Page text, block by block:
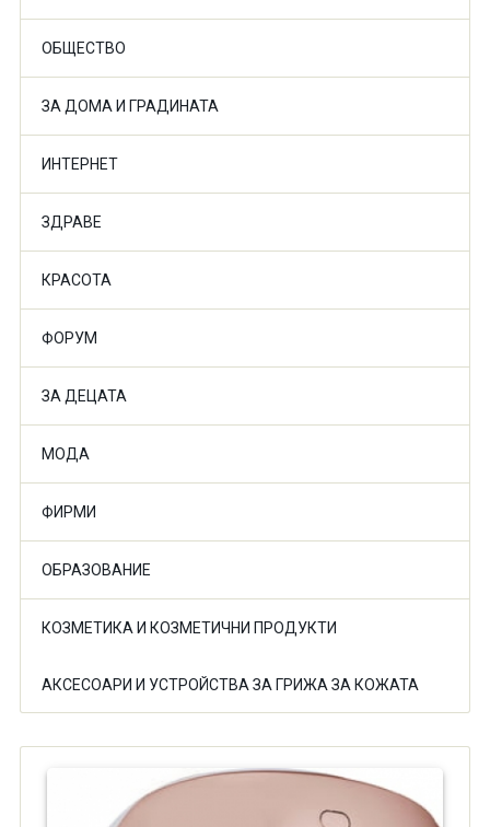
ОБЩЕСТВО
ЗА ДОМА И ГРАДИНАТА
ИНТЕРНЕТ
ЗДРАВЕ
КРАСОТА
ФОРУМ
ЗА ДЕЦАТА
МОДА
ФИРМИ
ОБРАЗОВАНИЕ
КОЗМЕТИКА И КОЗМЕТИЧНИ ПРОДУКТИ
АКСЕСОАРИ И УСТРОЙСТВА ЗА ГРИЖА ЗА КОЖАТА